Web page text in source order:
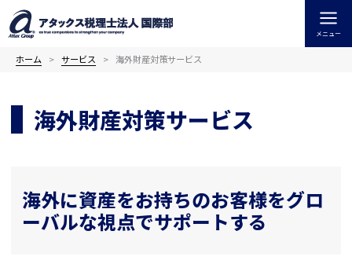
容
を
メニュー
ホーム サービス 海外財産対策サービス
海外財産対策サービス
海外に資産をお持ちのお客様をグロ
ーバルな視点でサポートする